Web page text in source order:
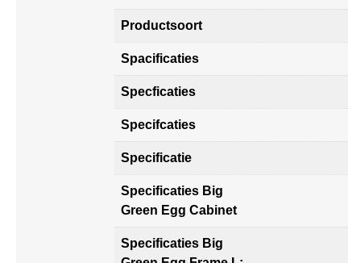
Productsoort
Spacificaties
Specficaties
Specifcaties
Specificatie
Specificaties Big
Green Egg Cabinet
Specificaties Big